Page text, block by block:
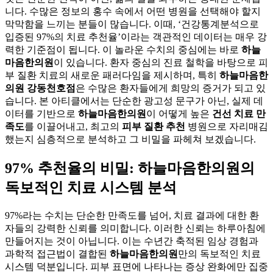
니다. 수많은 정보의 홍수 속에서 어떤 병원을 선택해야 할지
막막함을 느끼는 분들이 많습니다. 이때, ‘건강통계분석으로
입증된 97%의 치료 추천율’이라는 객관적인 데이터는 매우 강
력한 기준점이 됩니다. 이 놀라운 수치의 중심에는 바로 하늘
마음한의원 이 있습니다. 환자 중심의 진료 철학을 바탕으로 피
부 질환 치료의 새로운 패러다임을 제시하며, 특히 하늘마음한
의원 강동천호점 은 수많은 환자들에게 희망의 증거가 되고 있
습니다. 본 아티클에서는 단순한 광고성 문구가 아닌, 실제 데
이터를 기반으로 하늘마음한의원 이 어떻게 높은 건선 치료 만
족도를 이끌어내고, 최고의 피부 질환 추천 병원으로 자리매김
했는지 심층적으로 분석하고 그 비밀을 파헤쳐 보겠습니다.
97% 추천율의 비밀: 하늘마음한의원의
독보적인 치료 시스템 분석
97%라는 수치는 단순한 만족도를 넘어, 치료 결과에 대한 환
자들의 강력한 신뢰를 의미합니다. 이러한 신뢰는 하루아침에
만들어지는 것이 아닙니다. 이는 수년간 축적된 임상 경험과
과학적 접근법이 결합된 하늘마음한의원 만의 독보적인 치료
시스템 덕분입니다. 피부 표면에 나타나는 증상 완화에만 집중